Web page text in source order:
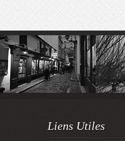
Liens Utiles